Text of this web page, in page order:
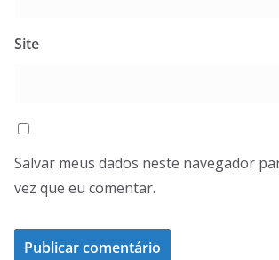
Site
Salvar meus dados neste navegador
vez que eu comentar.